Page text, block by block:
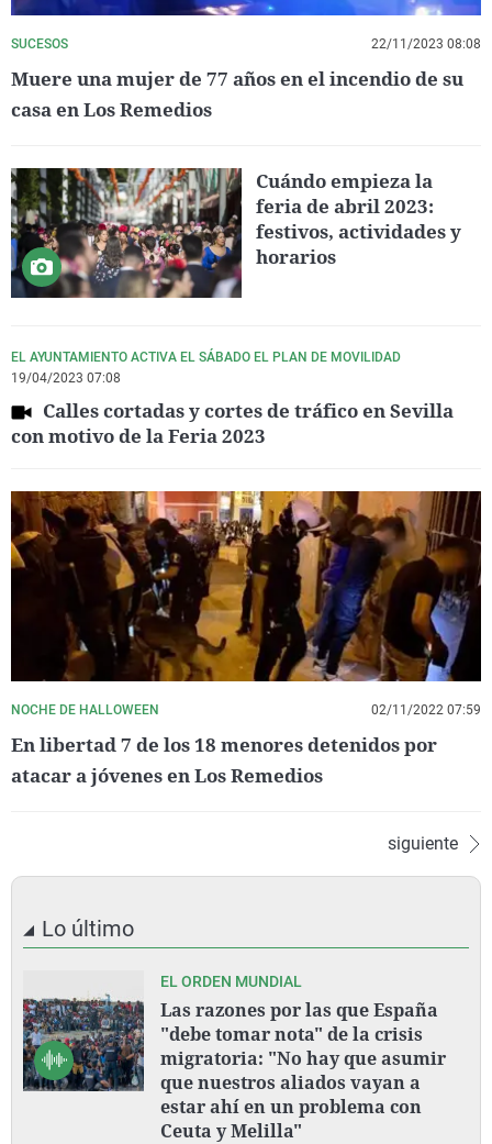
SUCESOS 22/11/2023 08:08
Muere una mujer de 77 años en el incendio de su
casa en Los Remedios
Cuándo empieza la
feria de abril 2023:
festivos, actividades y
horarios
EL AYUNTAMIENTO ACTIVA EL SÁBADO EL PLAN DE MOVILIDAD
19/04/2023 07:08
Calles cortadas y cortes de tráfico en Sevilla
con motivo de la Feria 2023
NOCHE DE HALLOWEEN 02/11/2022 07:59
En libertad 7 de los 18 menores detenidos por
atacar a jóvenes en Los Remedios
siguiente
Lo último
EL ORDEN MUNDIAL
Las razones por las que España
"debe tomar nota" de la crisis
migratoria: "No hay que asumir
que nuestros aliados vayan a
estar ahí en un problema con
Ceuta y Melilla"